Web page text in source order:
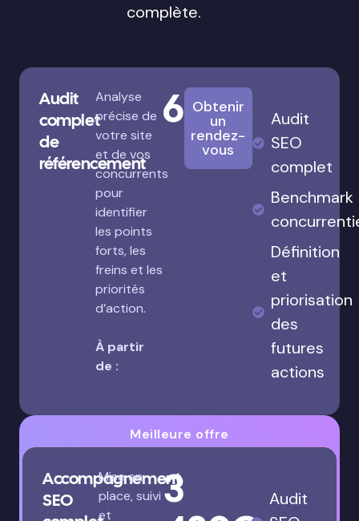
complète.
Audit
complet
de
référencement
Analyse
précise de
votre site
et de vos
concurrents
pour
identifier
les points
forts, les
freins et les
priorités
d’action.
À partir
de :
680€
Obtenir
un
rendez-
vous
Audit
SEO
complet
Benchmark
Définition
et
priorisation
des
futures
actions
Meilleure offre
Accompagnement
SEO
Mise en
place, suivi
et
3
Audit